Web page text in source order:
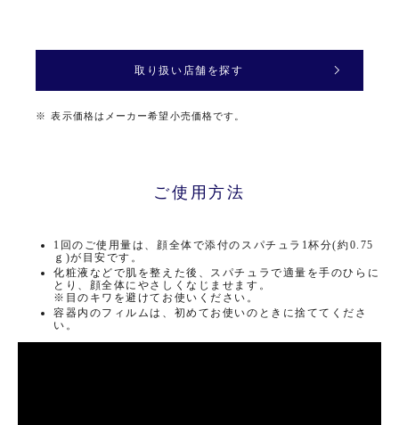
取り扱い店舗を探す
※ 表示価格はメーカー希望小売価格です。
ご使用方法
1回のご使用量は、顔全体で添付のスパチュラ1杯分(約0.75
ｇ)が目安です。
化粧液などで肌を整えた後、スパチュラで適量を手のひらに
とり、顔全体にやさ しくなじませます。
※目のキワを避けてお使いください。
容器内のフィルムは、初めてお使いのときに捨ててくださ
い。